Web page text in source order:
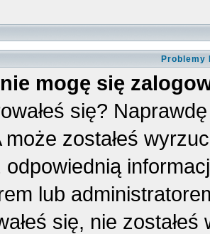
Problemy
mogę się
się?
może zostałeś
lub
się, nie